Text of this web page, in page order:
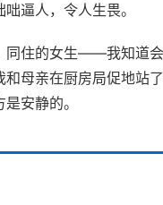
逼人，令人生畏。
同住的女生——我知道
母亲在厨房局促地站
安静的。